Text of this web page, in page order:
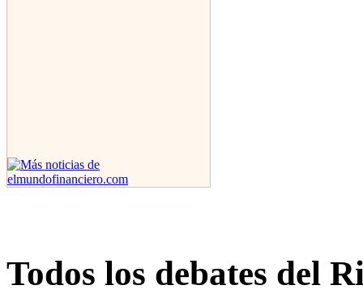
Todos los debates del